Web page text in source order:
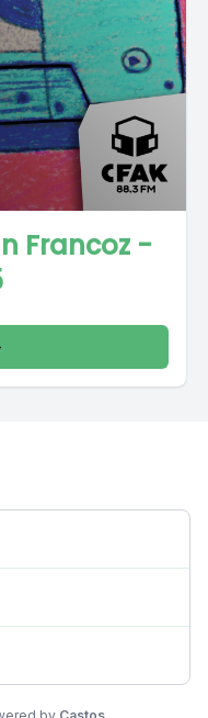
Francoz -